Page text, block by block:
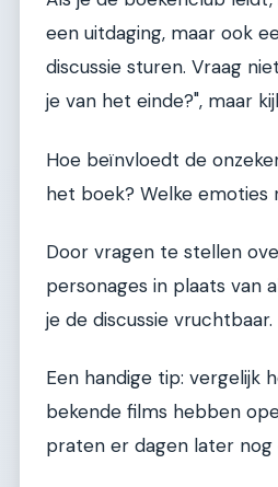
een uitdaging, maar ook
discussie sturen. Vraag
je van het einde?", maar
Hoe beïnvloedt de
het boek? Welke
Door vragen te stellen
personages in plaats van
je de discussie vruchtbaar.
Een handige tip: vergelijk
bekende films hebben
praten er dagen later nog